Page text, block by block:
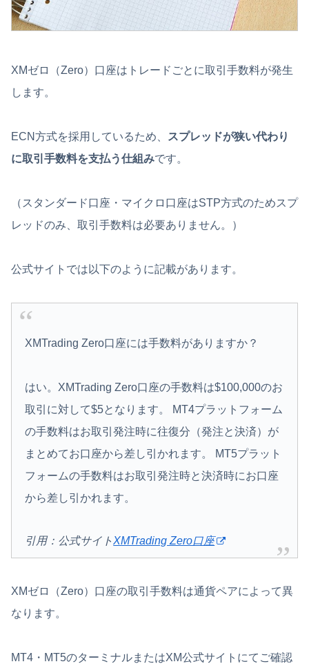
XMゼロ（Zero）口座はトレードごとに取引手数料が発生
します。
ECN方式を採用しているため、
スプレッドが狭い代わり
に取引手数料を支払う仕組みです。
（スタンダード口座・マイクロ口座はSTP方式のためスプ
レッドのみ、取引手数料は必要ありません。）
公式サイトでは以下のように記載があります。
XMTrading Zero口座には手数料がありますか？
はい。XMTrading Zero口座の手数料は$100,000のお
取引に対して$5となります。 MT4プラットフォーム
の手数料はお取引発注時に往復分（発注と決済）が
まとめてお口座から差し引かれます。 MT5プラット
フォームの手数料はお取引発注時と決済時にお口座
から差し引かれます。
引用：公式サイトXMTrading Zero口座
XMゼロ（Zero）口座の取引手数料は通貨ペアによって異
なります。
MT4・MT5のターミナルまたはXM公式サイトにてご確認